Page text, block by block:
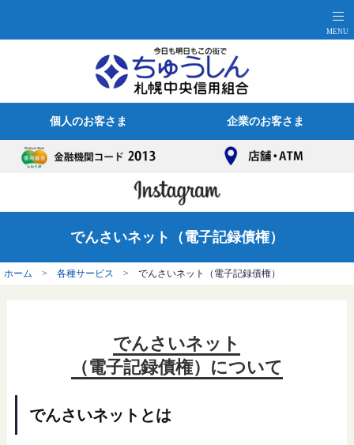
個人のお客さま 企業のお客さま
でんさいネット（電子記録債権）
ホーム > 各種サービス > でんさいネット（電子記録債権）
でんさいネット
（電子記録債権）について
でんさいネットとは